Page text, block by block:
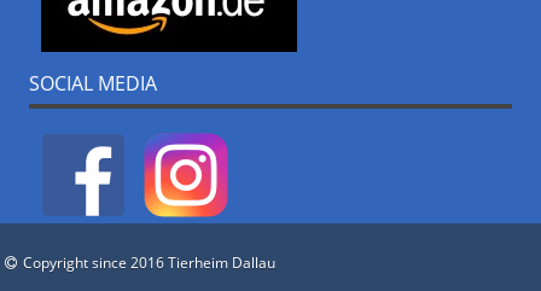
SOCIAL MEDIA
Copyright since 2016 Tierheim Dallau